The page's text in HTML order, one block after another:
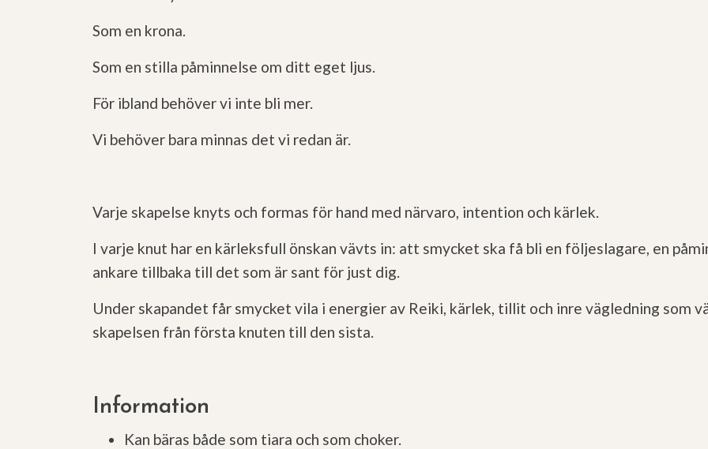
Som en krona.
Som en stilla påminnelse om ditt eget ljus.
För ibland behöver vi inte bli mer.
Vi behöver bara minnas det vi redan är.
Varje skapelse knyts och formas för hand med närvaro, intention och kärlek.
I varje knut har en kärleksfull önskan vävts in: att smycket ska få bli en följeslagare, en
ankare tillbaka till det som är sant för just dig.
Under skapandet får smycket vila i energier av Reiki, kärlek, tillit och inre vägledning som
skapelsen från första knuten till den sista.
Information
Kan bäras både som tiara och som choker.